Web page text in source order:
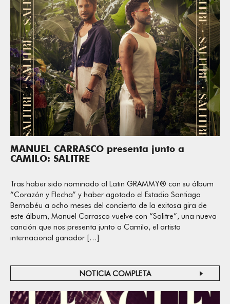
MANUEL CARRASCO presenta junto a
CAMILO: SALITRE
Tras haber sido nominado al Latin GRAMMY®️ con su álbum
“Corazón y Flecha” y haber agotado el Estadio Santiago
Bernabéu a ocho meses del concierto de la exitosa gira de
este álbum, Manuel Carrasco vuelve con “Salitre”, una nueva
canción que nos presenta junto a Camilo, el artista
internacional ganador […]
NOTICIA COMPLETA